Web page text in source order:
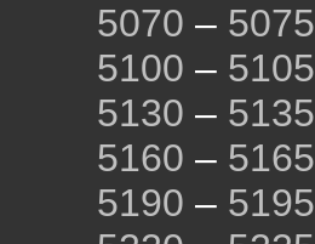
5070 – 5075
5100 – 5105
5130 – 5135
5160 – 5165
5190 – 5195